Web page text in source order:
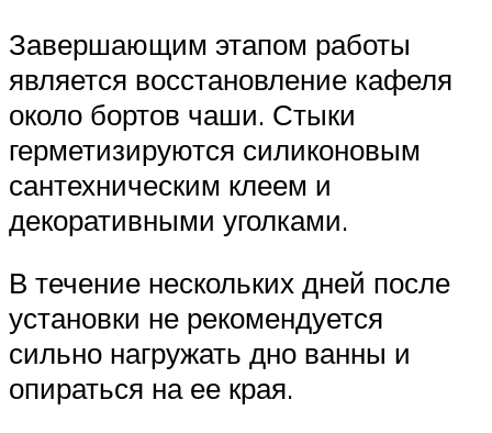
Завершающим этапом работы
является восстановление кафеля
около бортов чаши. Стыки
герметизируются силиконовым
сантехническим клеем и
декоративными уголками.
В течение нескольких дней после
установки не рекомендуется
сильно нагружать дно ванны и
опираться на ее края.